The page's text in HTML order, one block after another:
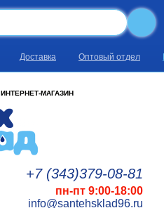
Доставка Оптовый отдел
ИНТЕРНЕТ-МАГАЗИН
+7 (343)379-08-81
пн-пт 9:00-18:00
info@santehsklad96.ru